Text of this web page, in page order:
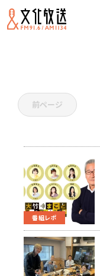
前ページ
番組レポ